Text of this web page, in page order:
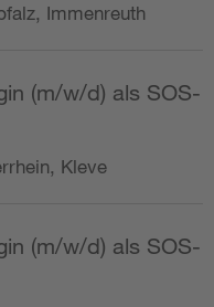
Immenreuth
(m/w/d) als SOS-
Kleve
(m/w/d) als SOS-